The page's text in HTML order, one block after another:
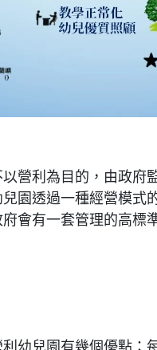
營利為目的，由政府
園透過一種經營模式
會有一套管理的高標
幼兒園有幾個優點：